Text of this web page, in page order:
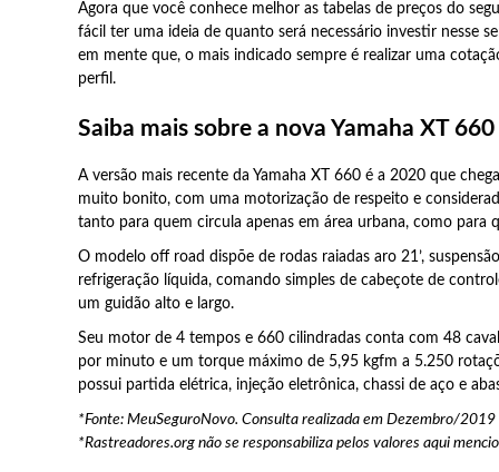
Agora que você conhece melhor as tabelas de preços do
fácil ter uma ideia de quanto será necessário investir nesse
em mente que, o mais indicado sempre é realizar uma
perfil.
Saiba mais sobre a nova Yamaha XT 660
A versão mais recente da Yamaha XT 660 é a 2020 que
muito bonito, com uma motorização de respeito e
tanto para quem circula apenas em área urbana, como para
O modelo off road dispõe de rodas raiadas aro 21’,
refrigeração líquida, comando simples de cabeçote de
um guidão alto e largo.
Seu motor de 4 tempos e 660 cilindradas conta com 48
por minuto e um torque máximo de 5,95 kgfm a 5.250
possui partida elétrica, injeção eletrônica, chassi de aço e
*Fonte: MeuSeguroNovo. Consulta realizada em Dezembro/2019
*Rastreadores.org não se responsabiliza pelos valores aqui